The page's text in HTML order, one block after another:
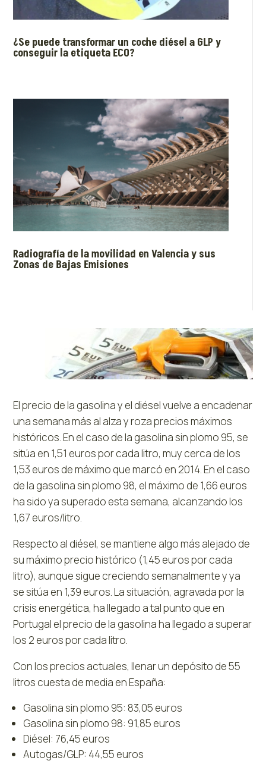
¿Se puede transformar un coche diésel a GLP y
conseguir la etiqueta ECO?
Radiografía de la movilidad en Valencia y sus
Zonas de Bajas Emisiones
El precio de la gasolina y el diésel vuelve a encadenar
una semana más al alza y roza precios máximos
históricos. En el caso de la gasolina sin plomo 95, se
sitúa en 1,51 euros por cada litro, muy cerca de los
1,53 euros de máximo que marcó en 2014. En el caso
de la gasolina sin plomo 98, el máximo de 1,66 euros
ha sido ya superado esta semana, alcanzando los
1,67 euros/litro.
Respecto al diésel, se mantiene algo más alejado de
su máximo precio histórico (1,45 euros por cada
litro), aunque sigue creciendo semanalmente y ya
se sitúa en 1,39 euros. La situación, agravada por la
crisis energética, ha llegado a tal punto que en
Portugal el precio de la gasolina ha llegado a superar
los 2 euros por cada litro.
Con los precios actuales, llenar un depósito de 55
litros cuesta de media en España:
Gasolina sin plomo 95: 83,05 euros
Gasolina sin plomo 98: 91,85 euros
Diésel: 76,45 euros
Autogas/GLP: 44,55 euros